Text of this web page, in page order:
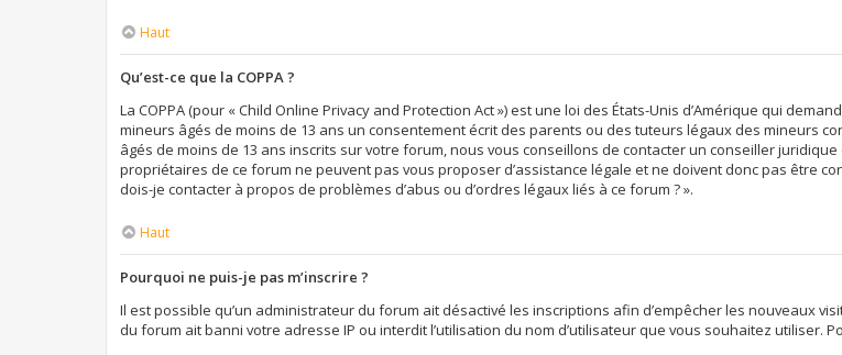
Haut
Qu’est-ce que la COPPA ?
La COPPA (pour « Child Online Privacy and Protection Act ») est une loi des États-Unis d’Amérique qui
mineurs âgés de moins de 13 ans un consentement écrit des parents ou des tuteurs légaux des mineurs
âgés de moins de 13 ans inscrits sur votre forum, nous vous conseillons de contacter un conseiller
propriétaires de ce forum ne peuvent pas vous proposer d’assistance légale et ne doivent donc pas être
dois-je contacter à propos de problèmes d’abus ou d’ordres légaux liés à ce forum ? ».
Haut
Pourquoi ne puis-je pas m’inscrire ?
Il est possible qu’un administrateur du forum ait désactivé les inscriptions afin d’empêcher les nouveaux
du forum ait banni votre adresse IP ou interdit l’utilisation du nom d’utilisateur que vous souhaitez utiliser.